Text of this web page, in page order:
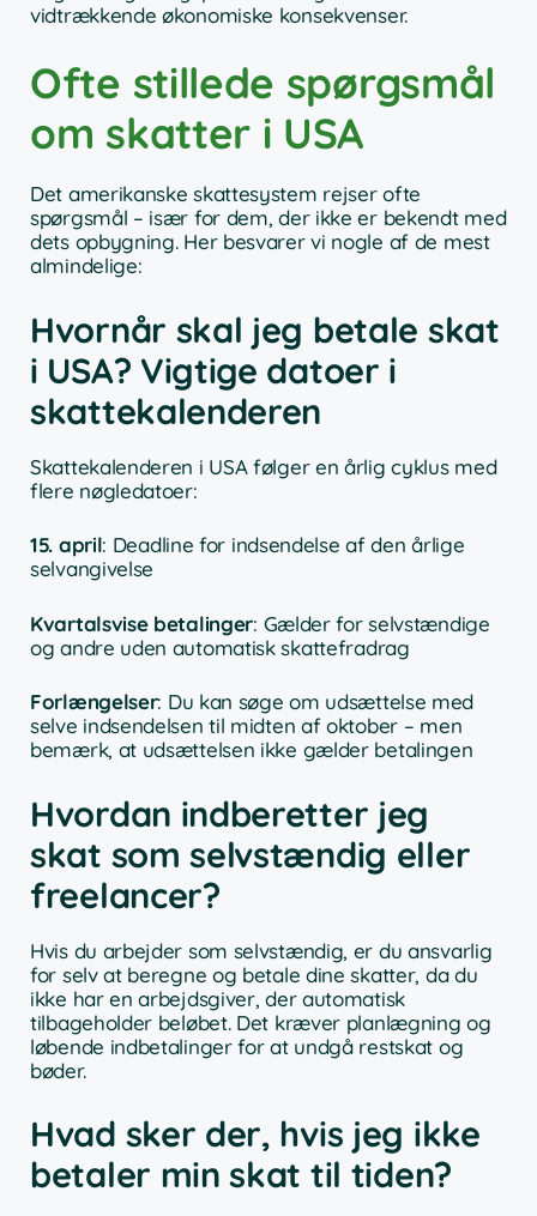
vidtrækkende økonomiske konsekvenser.
Ofte stillede spørgsmål
om skatter i USA
Det amerikanske skattesystem rejser ofte
spørgsmål – især for dem, der ikke er bekendt med
dets opbygning. Her besvarer vi nogle af de mest
almindelige:
Hvornår skal jeg betale skat
i USA? Vigtige datoer i
skattekalenderen
Skattekalenderen i USA følger en årlig cyklus med
flere nøgledatoer:
15. april: Deadline for indsendelse af den årlige
selvangivelse
Kvartalsvise betalinger: Gælder for selvstændige
og andre uden automatisk skattefradrag
Forlængelser: Du kan søge om udsættelse med
selve indsendelsen til midten af oktober – men
bemærk, at udsættelsen ikke gælder betalingen
Hvordan indberetter jeg
skat som selvstændig eller
freelancer?
Hvis du arbejder som selvstændig, er du ansvarlig
for selv at beregne og betale dine skatter, da du
ikke har en arbejdsgiver, der automatisk
tilbageholder beløbet. Det kræver planlægning og
løbende indbetalinger for at undgå restskat og
bøder.
Hvad sker der, hvis jeg ikke
betaler min skat til tiden?